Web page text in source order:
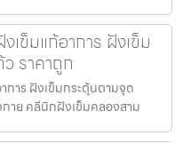
ข็มแก้อาการ ฝังเข็ม
ราคาถูก
การ ฝังเข็มกระตุ้นตามจุด
กาย คลีนิกฝังเข็มคลองสาม